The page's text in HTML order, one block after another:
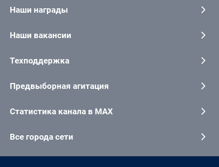
Наши награды
Наши вакансии
Техподдержка
Предвыборная агитация
Статистика канала в MAX
Все города сети